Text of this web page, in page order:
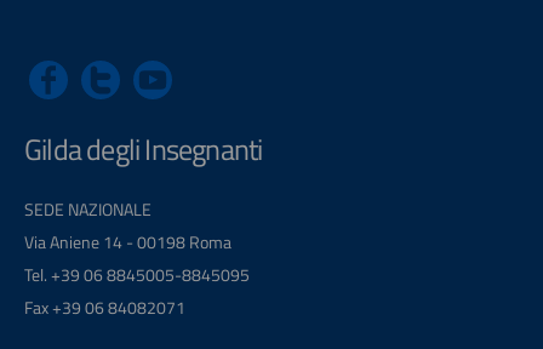
Gilda degli Insegnanti
SEDE NAZIONALE
Via Aniene 14 - 00198 Roma
Tel. +39 06 8845005-8845095
Fax +39 06 84082071